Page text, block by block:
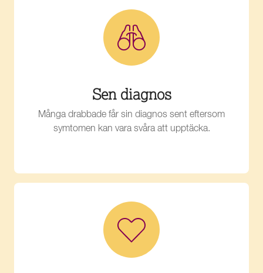
Sen diagnos
Många drabbade får sin diagnos sent eftersom
symtomen kan vara svåra att upptäcka.